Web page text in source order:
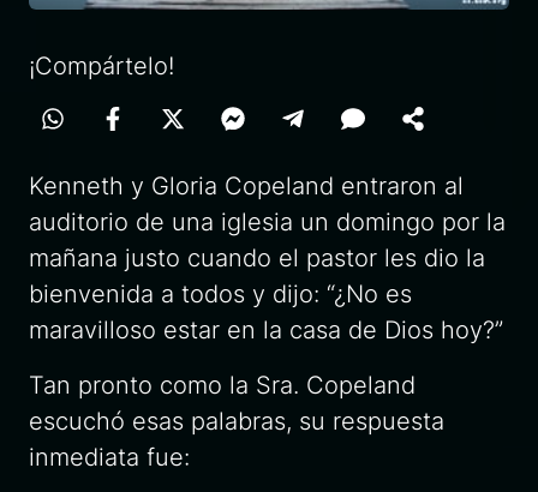
¡Compártelo!
Kenneth y Gloria Copeland entraron al
auditorio de una iglesia un domingo por la
mañana justo cuando el pastor les dio la
bienvenida a todos y dijo: “¿No es
maravilloso estar en la casa de Dios hoy?”
Tan pronto como la Sra. Copeland
escuchó esas palabras, su respuesta
inmediata fue: